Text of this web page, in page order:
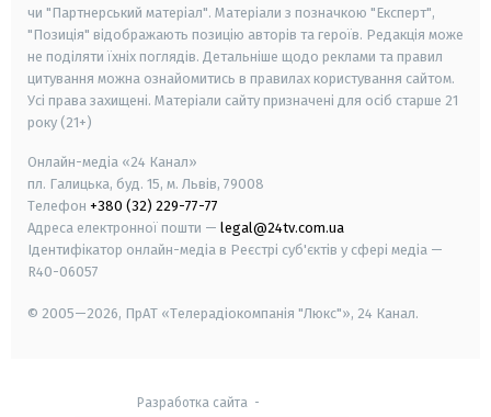
чи "Партнерський матеріал". Матеріали з позначкою "Експерт",
"Позиція" відображають позицію авторів та героїв. Редакція може
не поділяти їхніх поглядів. Детальніше щодо реклами та правил
цитування можна ознайомитись в правилах користування сайтом.
Усі права захищені. Матеріали сайту призначені для осіб старше 21
року (21+)
Онлайн-медіа «24 Канал»
пл. Галицька, буд. 15, м. Львів, 79008
Телефон +380 (32) 229-77-77
Адреса електронної пошти — legal@24tv.com.ua
Ідентифікатор онлайн-медіа в Реєстрі суб'єктів у сфері медіа —
R40-06057
© 2005—2026, ПрАТ «Телерадіокомпанія "Люкс"», 24 Канал.
Разработка сайта -